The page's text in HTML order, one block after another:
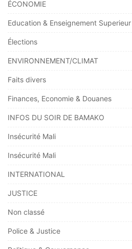
ÉCONOMIE
Education & Enseignement Superieur
Élections
ENVIRONNEMENT/CLIMAT
Faits divers
Finances, Economie & Douanes
INFOS DU SOIR DE BAMAKO
Insécurité Mali
Insécurité Mali
INTERNATIONAL
JUSTICE
Non classé
Police & Justice